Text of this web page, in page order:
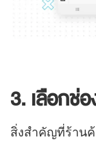
3. เลือกช่อ
สิ่งสำคัญที่ร้าน